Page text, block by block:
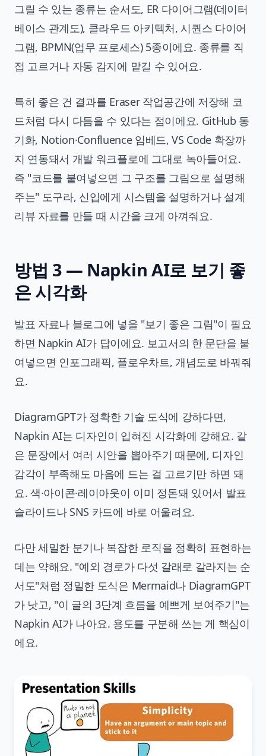
그릴 수 있는 종류는 순서도, ER 다이어그램(데이터
베이스 관계도), 클라우드 아키텍처, 시퀀스 다이어
그램, BPMN(업무 프로세스) 5종이에요. 종류를 직
접 고르거나 자동 감지에 맡길 수 있어요.
특히 좋은 건 결과를 Eraser 작업공간에 저장해 코
드처럼 다시 다듬을 수 있다는 점이에요. GitHub 동
기화, Notion·Confluence 임베드, VS Code 확장까
지 연동돼서 개발 워크플로에 그대로 녹아들어요.
즉 "코드를 붙여넣으면 그 구조를 그림으로 설명해
주는" 도구라, 신입에게 시스템을 설명하거나 설계
리뷰 자료를 만들 때 시간을 크게 아껴줘요.
방법 3 — Napkin AI로 보기 좋
은 시각화
발표 자료나 블로그에 넣을 "보기 좋은 그림"이 필요
하면 Napkin AI가 답이에요. 보고서의 한 문단을 붙
여넣으면 인포그래픽, 플로우차트, 개념도로 바꿔줘
요.
DiagramGPT가 정확한 기술 도식에 강하다면,
Napkin AI는 디자인이 입혀진 시각화에 강해요. 같
은 문장에서 여러 시안을 뽑아주기 때문에, 디자인
감각이 부족해도 마음에 드는 걸 고르기만 하면 돼
요. 색·아이콘·레이아웃이 이미 정돈돼 있어서 발표
슬라이드나 SNS 카드에 바로 어울려요.
다만 세밀한 분기나 복잡한 로직을 정확히 표현하는
데는 약해요. "예외 경로가 다섯 갈래로 갈라지는 순
서도"처럼 정밀한 도식은 Mermaid나 DiagramGPT
가 낫고, "이 글의 3단계 흐름을 예쁘게 보여주기"는
Napkin AI가 나아요. 용도를 구분해 쓰는 게 핵심이
에요.